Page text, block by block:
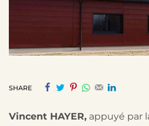
SHARE
Vincent HAYER, appuyé par